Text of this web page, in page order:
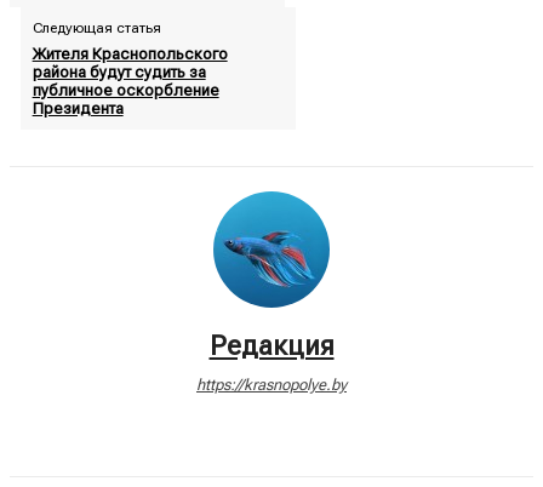
Следующая статья
Жителя Краснопольского
района будут судить за
публичное оскорбление
Президента
Редакция
https://krasnopolye.by